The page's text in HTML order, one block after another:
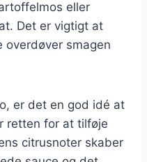
eller
Det er vigtigt at
smagen
er det en god idé at
retten for at tilføje
citrusnoter skaber